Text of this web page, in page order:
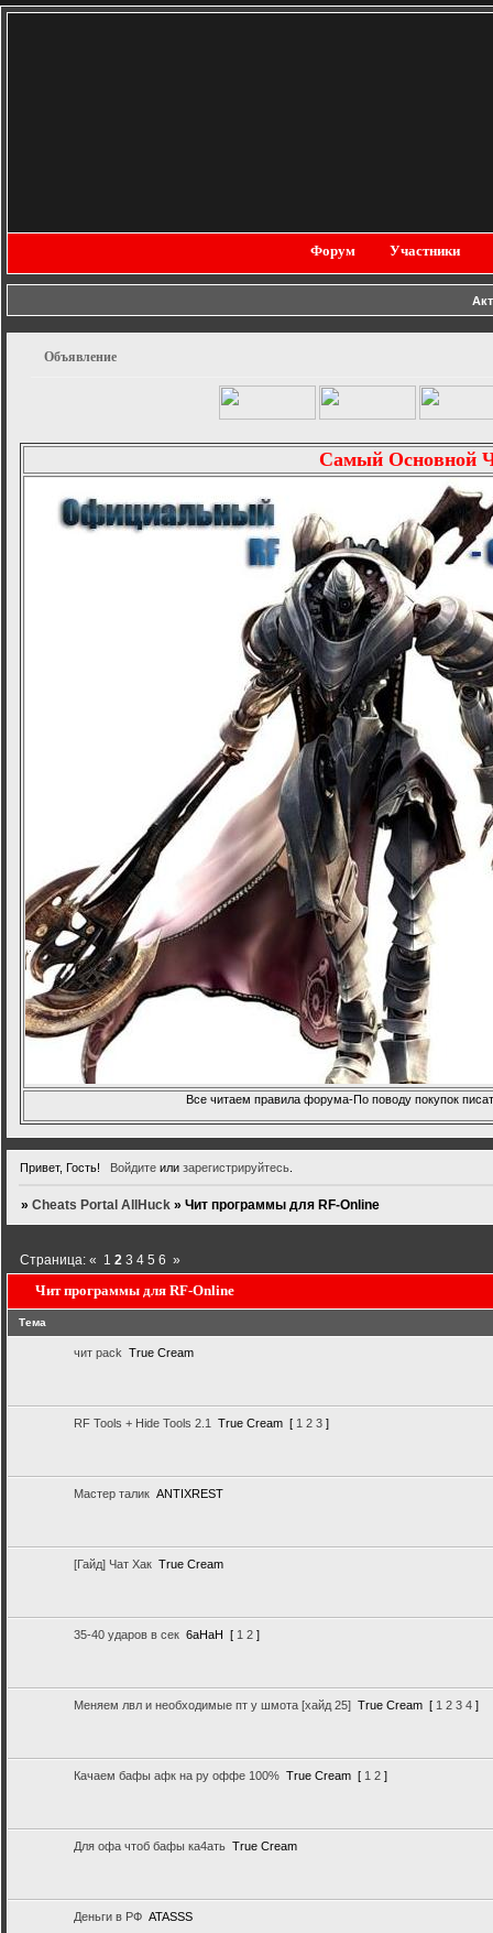
Форум Участники
Объявление
Самый Основной
Все читаем правила форума-По поводу покупок
Привет, Гость! Войдитеили зарегистрируйтесь.
»Cheats Portal AllHuck »Чит программы для RF-Online
Чит программы для RF-Online
Страница:« 1 2 3 4 5 6 »
Тема
чит pack True Cream
RF Tools + Hide Tools 2.1 True Cream [ 1 2 3 ]
Мастер талик ANTIXREST
[Гайд] Чат Хак True Cream
35-40 ударов в сек 6аНаН [ 1 2 ]
Меняем лвл и необходимые пт у шмота [хайд 25] True Cream [ 1 2 3 4 ]
Качаем бафы афк на ру оффе 100% True Cream [ 1 2 ]
Для офа чтоб бафы ка4ать True Cream
Деньги в РФ ATASSS